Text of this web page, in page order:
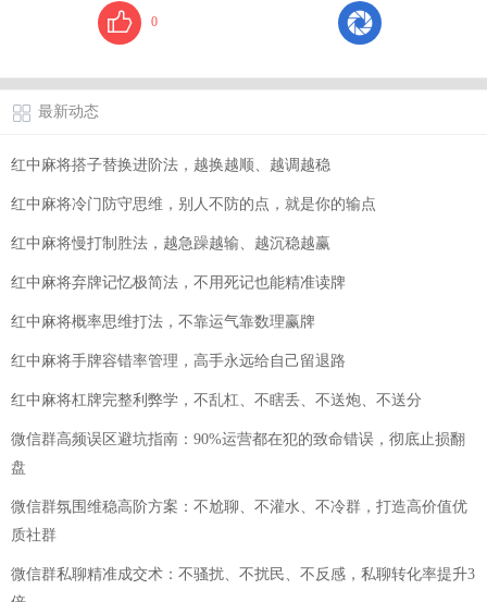
0
最新动态
红中麻将搭子替换进阶法，越换越顺、越调越稳
红中麻将冷门防守思维，别人不防的点，就是你的输点
红中麻将慢打制胜法，越急躁越输、越沉稳越赢
红中麻将弃牌记忆极简法，不用死记也能精准读牌
红中麻将概率思维打法，不靠运气靠数理赢牌
红中麻将手牌容错率管理，高手永远给自己留退路
红中麻将杠牌完整利弊学，不乱杠、不瞎丢、不送炮、不送分
微信群高频误区避坑指南：90%运营都在犯的致命错误，彻底止损翻
盘
微信群氛围维稳高阶方案：不尬聊、不灌水、不冷群，打造高价值优
质社群
微信群私聊精准成交术：不骚扰、不扰民、不反感，私聊转化率提升3